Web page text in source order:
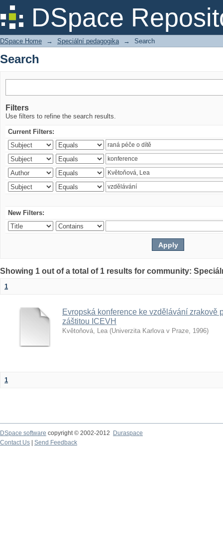
DSpace
Search
DSpace Home → Speciální pedagogika → Search
Search
Filters
Use filters to refine the search results.
Current Filters:
New Filters:
Showing 1 out of a total of 1 results for community:
1
Evropská konference ke vzdělávání zrakově
záštitou ICEVH
Květoňová, Lea (Univerzita Karlova v Praze, 1996)
1
DSpace software copyright © 2002-2012
Duraspace
Contact Us
Send Feedback